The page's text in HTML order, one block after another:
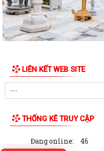
LIÊN KẾT WEB SITE
THỐNG KÊ TRUY CẬP
Đang online: 46